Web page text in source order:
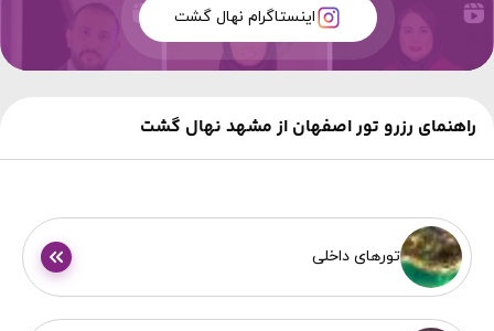
اینستاگرام نهال گشت
راهنمای رزرو تور اصفهان از مشهد نهال گشت
تورهای داخلی